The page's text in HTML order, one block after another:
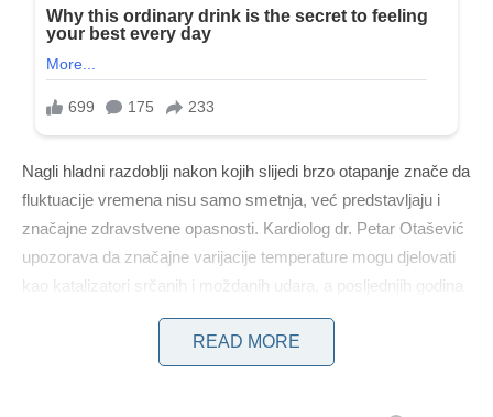
Nagli hladni razdoblji nakon kojih slijedi brzo otapanje znače da
fluktuacije vremena nisu samo smetnja, već predstavljaju i
značajne zdravstvene opasnosti. Kardiolog dr. Petar Otašević
upozorava da značajne varijacije temperature mogu djelovati
kao katalizatori srčanih i moždanih udara, a posljednjih godina
sve je veći broj mladih osoba koje doživljavaju ove
READ MORE